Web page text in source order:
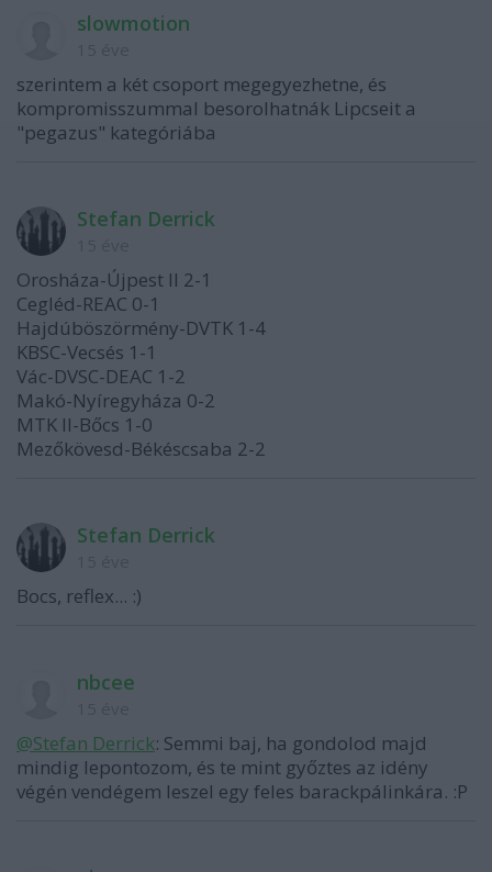
slowmotion
szerintem a két csoport megegyezhetne, és
kompromisszummal besorolhatnák Lipcseit a
"pegazus" kategóriába
Stefan Derrick
Orosháza-Újpest II 2-1
Cegléd-REAC 0-1
Hajdúböszörmény-DVTK 1-4
KBSC-Vecsés 1-1
Vác-DVSC-DEAC 1-2
Makó-Nyíregyháza 0-2
MTK II-Bőcs 1-0
Mezőkövesd-Békéscsaba 2-2
Stefan Derrick
Bocs, reflex... :)
nbcee
@Stefan Derrick: Semmi baj, ha gondolod majd
mindig lepontozom, és te mint győztes az idény
végén vendégem leszel egy feles barackpálinkára. :P